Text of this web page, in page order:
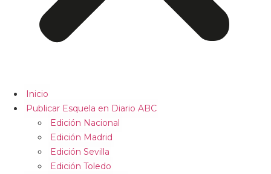
Inicio
Publicar Esquela en Diario ABC
Edición Nacional
Edición Madrid
Edición Sevilla
Edición Toledo